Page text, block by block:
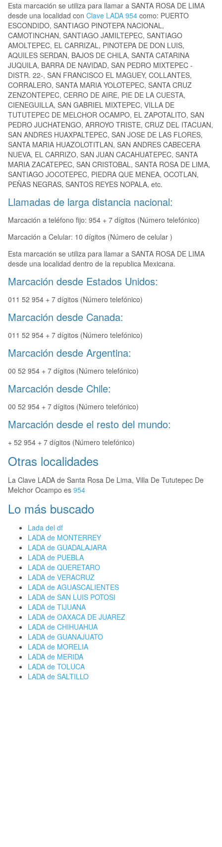
Esta marcación se utiliza para llamar a SANTA ROSA DE LIMA
desde una localidad con Clave LADA 954 como: PUERTO
ESCONDIDO, SANTIAGO PINOTEPA NACIONAL,
CAMOTINCHAN, SANTIAGO JAMILTEPEC, SANTIAGO
AMOLTEPEC, EL CARRIZAL, PINOTEPA DE DON LUIS,
AQUILES SERDAN, BAJOS DE CHILA, SANTA CATARINA
JUQUILA, BARRA DE NAVIDAD, SAN PEDRO MIXTEPEC -
DISTR. 22-, SAN FRANCISCO EL MAGUEY, COLLANTES,
CORRALERO, SANTA MARIA YOLOTEPEC, SANTA CRUZ
ZENZONTEPEC, CERRO DE AIRE, PIE DE LA CUESTA,
CIENEGUILLA, SAN GABRIEL MIXTEPEC, VILLA DE
TUTUTEPEC DE MELCHOR OCAMPO, EL ZAPOTALITO, SAN
PEDRO JUCHATENGO, ARROYO TRISTE, CRUZ DEL ITACUAN,
SAN ANDRES HUAXPALTEPEC, SAN JOSE DE LAS FLORES,
SANTA MARIA HUAZOLOTITLAN, SAN ANDRES CABECERA
NUEVA, EL CARRIZO, SAN JUAN CACAHUATEPEC, SANTA
MARIA ZACATEPEC, SAN CRISTOBAL, SANTA ROSA DE LIMA,
SANTIAGO JOCOTEPEC, PIEDRA QUE MENEA, OCOTLAN,
PEÑAS NEGRAS, SANTOS REYES NOPALA, etc.
Llamadas de larga distancia nacional:
Marcación a teléfono fijo: 954 + 7 dígitos (Número telefónico)
Marcación a Celular: 10 dígitos (Número de celular )
Esta marcación se utiliza para llamar a SANTA ROSA DE LIMA
desde una localidad dentro de la republica Mexicana.
Marcación desde Estados Unidos:
011 52 954 + 7 dígitos (Número telefónico)
Marcación desde Canada:
011 52 954 + 7 dígitos (Número telefónico)
Marcación desde Argentina:
00 52 954 + 7 dígitos (Número telefónico)
Marcación desde Chile:
00 52 954 + 7 dígitos (Número telefónico)
Marcación desde el resto del mundo:
+ 52 954 + 7 dígitos (Número telefónico)
Otras localidades
La Clave LADA de Santa Rosa De Lima, Villa De Tututepec De
Melchor Ocampo es 954
Lo más buscado
Lada del df
LADA de MONTERREY
LADA de GUADALAJARA
LADA de PUEBLA
LADA de QUERETARO
LADA de VERACRUZ
LADA de AGUASCALIENTES
LADA de SAN LUIS POTOSI
LADA de TIJUANA
LADA de OAXACA DE JUAREZ
LADA de CHIHUAHUA
LADA de GUANAJUATO
LADA de MORELIA
LADA de MERIDA
LADA de TOLUCA
LADA de SALTILLO